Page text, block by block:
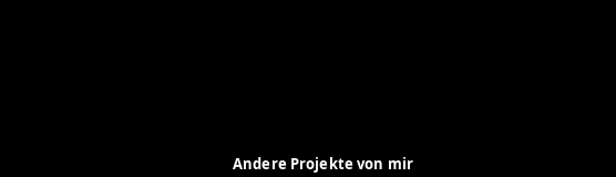
Andere Projekte von mir